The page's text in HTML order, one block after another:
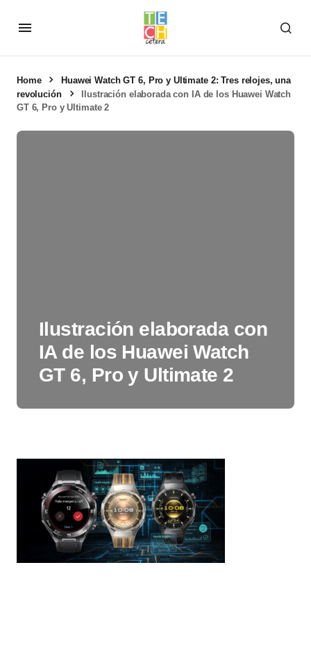
Home
Huawei Watch GT 6, Pro y Ultimate 2: Tres relojes, una
revolución
Ilustración elaborada con IA de los Huawei Watch
GT 6, Pro y Ultimate 2
Ilustración elaborada con
IA de los Huawei Watch
GT 6, Pro y Ultimate 2